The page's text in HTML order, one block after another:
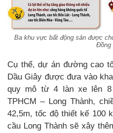
Ba khu vực bất động sản được
Đồng
Cụ thể, dự án đường cao
Dầu Giây được đưa vào
quy mô từ 4 làn xe lên
TPHCM – Long Thành,
42,5m, tốc độ thiết kế 100
cầu Long Thành sẽ xây